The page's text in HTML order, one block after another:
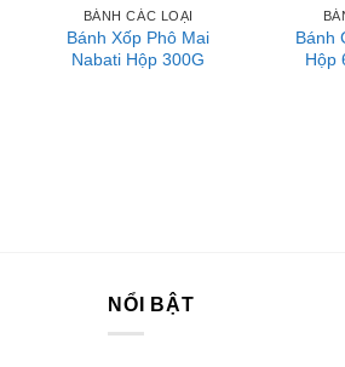
BÁNH CÁC LOẠI
Bánh Xốp Phô Mai
Nabati Hộp 300G
Bánh
Hộp
NỔI BẬT